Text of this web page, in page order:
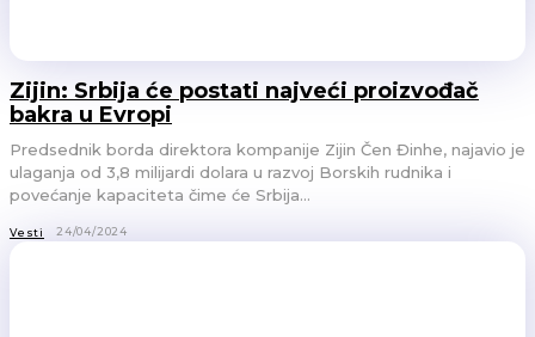
Zijin: Srbija će postati najveći proizvođač
bakra u Evropi
Predsednik borda direktora kompanije Zijin Čen Đinhe, najavio je
ulaganja od 3,8 milijardi dolara u razvoj Borskih rudnika i
povećanje kapaciteta čime će Srbija...
Vesti 24/04/2024